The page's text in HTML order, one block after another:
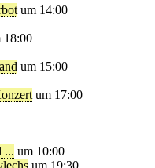
um 14:00
18:00
um 15:00
um 17:00
... um 10:00
um 19:30